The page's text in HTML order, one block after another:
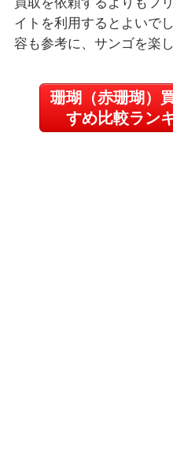
イトを利用するとよいで
容も参考に、サンゴを楽
珊瑚（赤珊瑚）
すめ比較ラン